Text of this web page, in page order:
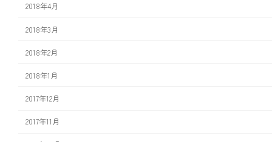
2018年4月
2018年3月
2018年2月
2018年1月
2017年12月
2017年11月